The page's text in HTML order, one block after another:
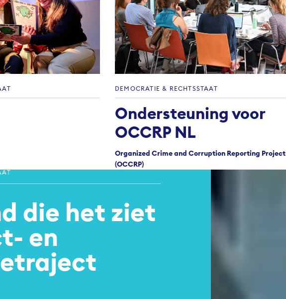
DEMOCRATIE & RECHTSSTAAT
Ondersteuning voor
OCCRP NL
Organized Crime and Corruption Reporting Project
(OCCRP)
die het ziet
en